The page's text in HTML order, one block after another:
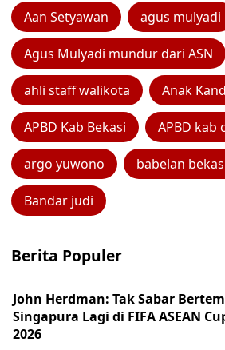
Aan Setyawan agus mulyadi
Agus Mulyadi mundur dari ASN
ahli staff walikota Anak
APBD Kab Bekasi APBD kab
argo yuwono babelan
Bandar judi
Berita Populer
John Herdman: Tak Sabar
Singapura Lagi di FIFA ASEAN
2026